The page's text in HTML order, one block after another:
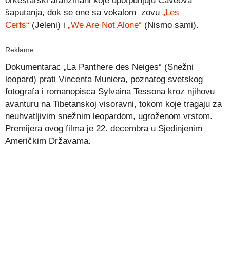
šaputanja, dok se one sa vokalom zovu „Les
Cerfs“ (Jeleni) i „We Are Not Alone“ (Nismo sami).
Reklame
Dokumentarac „La Panthere des Neiges“ (Snežni
leopard) prati Vincenta Muniera, poznatog svetskog
fotografa i romanopisca Sylvaina Tessona kroz njihovu
avanturu na Tibetanskoj visoravni, tokom koje tragaju za
neuhvatljivim snežnim leopardom, ugroženom vrstom.
Premijera ovog filma je 22. decembra u Sjedinjenim
Američkim Državama.